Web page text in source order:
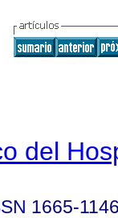
del
1665-